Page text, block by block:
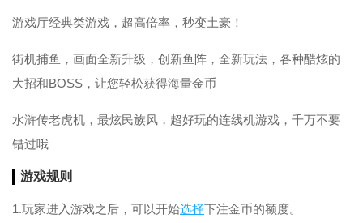
游戏厅经典类游戏，超高倍率，秒变土豪！
街机捕鱼，画面全新升级，创新鱼阵，全新玩法，各种酷炫的
大招和BOSS，让您轻松获得海量金币
水浒传老虎机，最炫民族风，超好玩的连线机游戏，千万不要
错过哦
游戏规则
1.玩家进入游戏之后，可以开始选择下注金币的额度。